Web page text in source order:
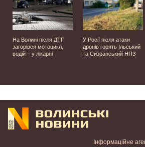
На Волині після ДТП
загорівся мотоцикл,
водій – у лікарні
У Росії після атаки
дронів горять Ільський
та Сизранський НПЗ
Інформаційне